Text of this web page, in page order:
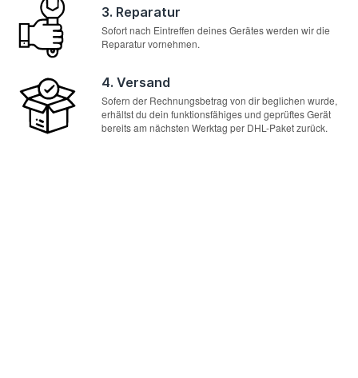
3. Reparatur
Sofort nach Eintreffen deines Gerätes werden wir die
Reparatur vornehmen.
4. Versand
Sofern der Rechnungsbetrag von dir beglichen wurde,
erhältst du dein funktionsfähiges und geprüftes Gerät
bereits am nächsten Werktag per DHL-Paket zurück.